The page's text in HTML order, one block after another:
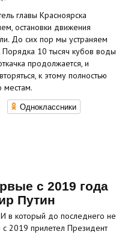
главы Красноярска
остановки движения
До сих пор мы устраняем
Порядка 10 тысяч кубов воды
продолжается, и
к этому полностью
местам.
Одноклассники
с 2019 года
Путин
в который до последнего не
2019 прилетел Президент